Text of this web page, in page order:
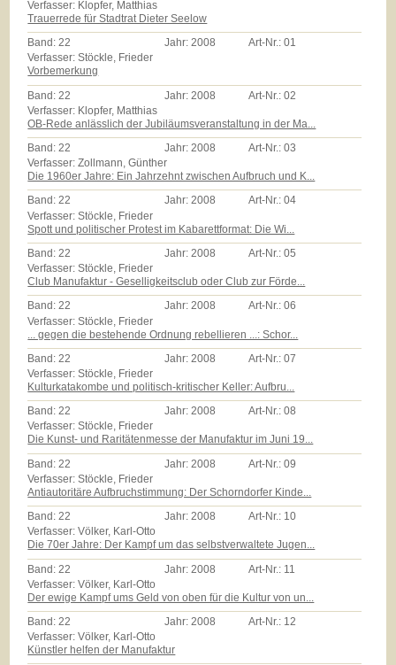
Verfasser: Klopfer, Matthias
Trauerrede für Stadtrat Dieter Seelow
Band:22 Jahr:2008 Art-Nr.:01
Verfasser: Stöckle, Frieder
Vorbemerkung
Band: 22 Jahr: 2008 Art-Nr.:02
Verfasser: Klopfer, Matthias
OB-Rede anlässlich der Jubiläumsveranstaltung in der Ma...
Band:22 Jahr:2008 Art-Nr.:03
Verfasser: Zollmann, Günther
Die 1960er Jahre: Ein Jahrzehnt zwischen Aufbruch und K...
Band:22 Jahr:2008 Art-Nr.:04
Verfasser: Stöckle, Frieder
Spott und politischer Protest im Kabarettformat: Die Wi...
Band:22 Jahr:2008 Art-Nr.:05
Verfasser: Stöckle, Frieder
Club Manufaktur - Geselligkeitsclub oder Club zur Förde...
Band:22 Jahr:2008 Art-Nr.:06
Verfasser: Stöckle, Frieder
... gegen die bestehende Ordnung rebellieren ...: Schor...
Band: 22 Jahr: 2008 Art-Nr.:07
Verfasser: Stöckle, Frieder
Kulturkatakombe und politisch-kritischer Keller: Aufbru...
Band:22 Jahr:2008 Art-Nr.:08
Verfasser: Stöckle, Frieder
Die Kunst- und Raritätenmesse der Manufaktur im Juni 19...
Band: 22 Jahr: 2008 Art-Nr.:09
Verfasser: Stöckle, Frieder
Antiautoritäre Aufbruchstimmung: Der Schorndorfer Kinde...
Band:22 Jahr:2008 Art-Nr.: 10
Verfasser: Völker, Karl-Otto
Die 70er Jahre: Der Kampf um das selbstverwaltete Jugen...
Band: 22 Jahr: 2008 Art-Nr.: 11
Verfasser: Völker, Karl-Otto
Der ewige Kampf ums Geld von oben für die Kultur von un...
Band:22 Jahr:2008 Art-Nr.: 12
Verfasser: Völker, Karl-Otto
Künstler helfen der Manufaktur